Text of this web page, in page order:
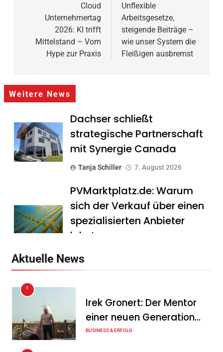
Cloud
Unternehmertag
2026: KI trifft
Mittelstand – Vom
Hype zur Praxis
Unflexible
Arbeitsgesetze,
steigende Beiträge –
wie unser System die
Fleißigen ausbremst
Weitere News
Dachser schließt
strategische Partnerschaft
mit Synergie Canada
Tanja Schiller 7. August 2026
PVMarktplatz.de: Warum
sich der Verkauf über einen
spezialisierten Anbieter
lohnt
Mitarbeitergespräch pro
Jahr nichts verändert – und
was stattdessen
Aktuelle News
1
Irek Gronert: Der Mentor
einer neuen Generation
von Unternehmern
BUSINESS & ERFOLG